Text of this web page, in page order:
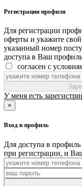
Регистрация профиля
Для регистрации
оферты и укажите
указанный номер
доступа в Ваш
согласен с
У меня есть
×
Вход в профиль
Для доступа в
при регистрации, и